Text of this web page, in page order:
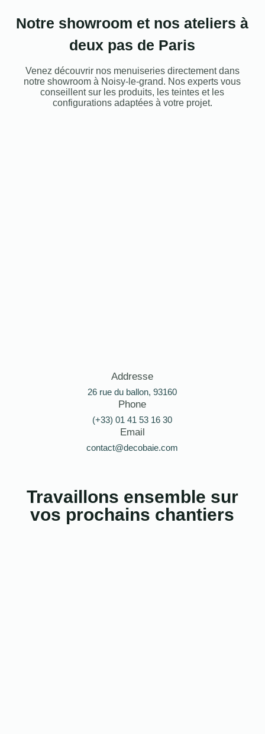
Notre showroom et nos ateliers à
deux pas de Paris
Venez découvrir nos menuiseries directement dans
notre showroom à Noisy-le-grand. Nos experts vous
conseillent sur les produits, les teintes et les
configurations adaptées à votre projet.
Addresse
26 rue du ballon, 93160
Phone
(+33) 01 41 53 16 30
Email
contact@decobaie.com
Travaillons ensemble sur
vos prochains chantiers